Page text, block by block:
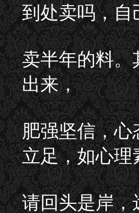
到处卖吗，自
卖半年的料。
出来，
肥强坚信，心
立足，如心理
请回头是岸，